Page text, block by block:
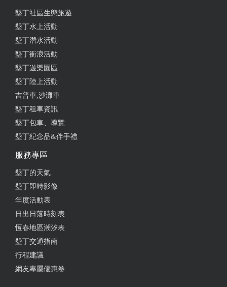
墾丁社區生態旅遊
墾丁水上活動
墾丁潛水活動
墾丁衝浪活動
墾丁遊樂園區
墾丁陸上活動
吉普車,沙灘車
墾丁租車資訊
墾丁包車、導覽
墾丁紀念品&伴手禮
服務專區
墾丁的天氣
墾丁即時影像
年度活動表
日出日落時刻表
恆春地區潮汐表
墾丁交通指南
行程建議
網友專屬優惠卷